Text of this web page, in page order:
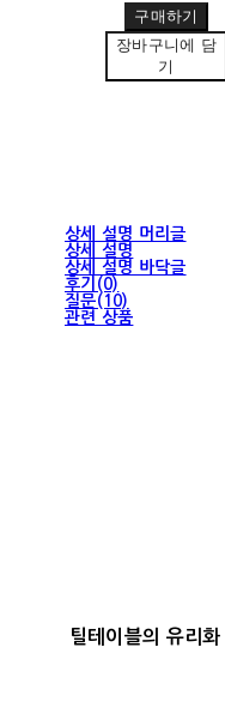
구매하기
장바구니에 담
기
상세 설명 머리글
상세 설명
상세 설명 바닥글
후기(0)
질문(10)
관련 상품
틸테이블의 유리